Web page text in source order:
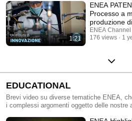
1:21
ENEA
Processo a
produzione
idrolisi
ENEA Channel
176 views
1
EDUCATIONAL
Brevi video su diverse tematiche ENEA,
i complessi argomenti oggetto delle nostre